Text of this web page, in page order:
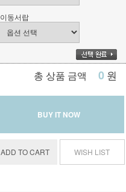
이동서랍
총 상품 금액 0 원
BUY IT NOW
ADD TO CART WISH LIST